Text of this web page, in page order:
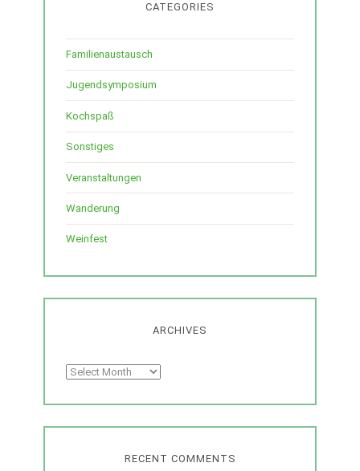
CATEGORIES
Familienaustausch
Jugendsymposium
Kochspaß
Sonstiges
Veranstaltungen
Wanderung
Weinfest
ARCHIVES
Archives
RECENT COMMENTS